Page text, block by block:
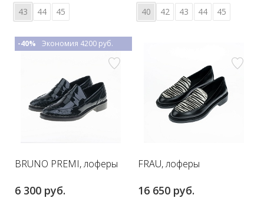
43 44 45 40 42 43 44 45
BRUNO PREMI, лоферы
6 300 руб.
-40% Экономия 4200 руб.
FRAU, лоферы
16 650 руб.